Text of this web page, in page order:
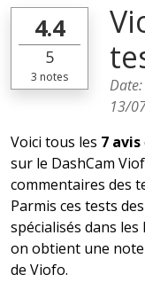
4.4
5
3 notes Date:
13/
Voici tous les 7 avis
sur le DashCam
commentaires des
Parmis ces tests
spécialisés dans
on obtient une
de Viofo.